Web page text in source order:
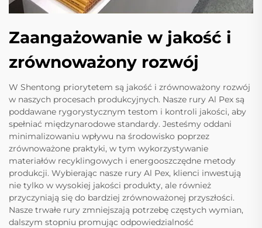
Zaangażowanie w jakość i
zrównoważony rozwój
W Shentong priorytetem są jakość i zrównoważony rozwój
w naszych procesach produkcyjnych. Nasze rury Al Pex są
poddawane rygorystycznym testom i kontroli jakości, aby
spełniać międzynarodowe standardy. Jesteśmy oddani
minimalizowaniu wpływu na środowisko poprzez
zrównoważone praktyki, w tym wykorzystywanie
materiałów recyklingowych i energooszczędne metody
produkcji. Wybierając nasze rury Al Pex, klienci inwestują
nie tylko w wysokiej jakości produkty, ale również
przyczyniają się do bardziej zrównoważonej przyszłości.
Nasze trwałe rury zmniejszają potrzebę częstych wymian,
dalszym stopniu promując odpowiedzialność